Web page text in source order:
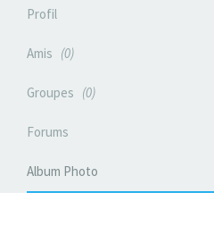
Profil
Amis 0
Groupes 0
Forums
Album Photo